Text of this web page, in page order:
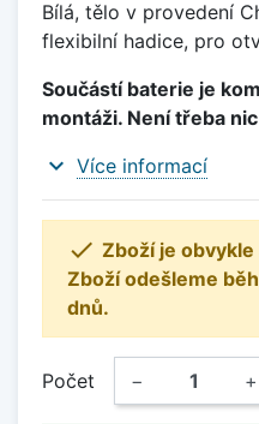
Bílá, tělo v provedení
flexibilní hadice, pro
Součástí baterie je
montáži. Není třeba
expand_more Více informací
 Zboží je
Zboží odešleme
dnů.
Počet − +